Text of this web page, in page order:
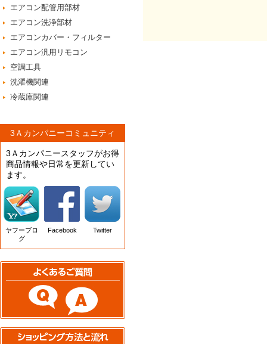
エアコン配管用部材
エアコン洗浄部材
エアコンカバー・フィルター
エアコン汎用リモコン
空調工具
洗濯機関連
冷蔵庫関連
3Ａカンパニーコミュニティ
3Ａカンパニースタッフがお得
商品情報や日常を更新してい
ます。
ヤフーブロ
グ
Facebook Twitter